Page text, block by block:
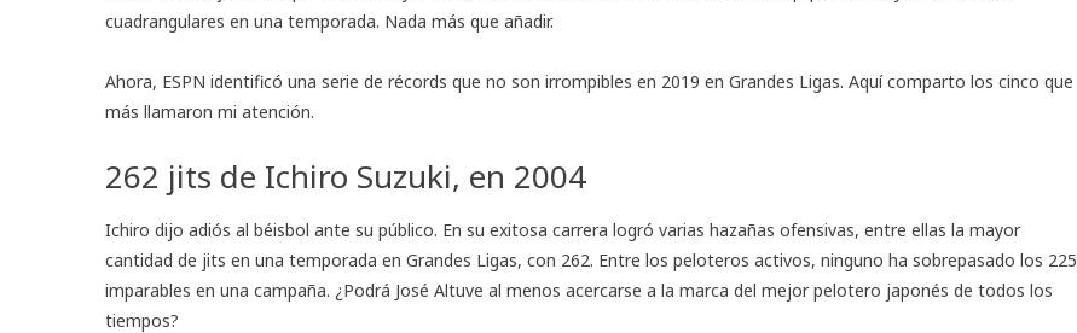
cuadrangulares en una temporada. Nada más que añadir.
Ahora, ESPN identificó una serie de récords que no son irrompibles en 2019 en Grandes Ligas. Aquí comparto los cinco que
más llamaron mi atención.
262 jits de Ichiro Suzuki, en 2004
Ichiro dijo adiós al béisbol ante su público. En su exitosa carrera logró varias hazañas ofensivas, entre ellas la mayor
cantidad de jits en una temporada en Grandes Ligas, con 262. Entre los peloteros activos, ninguno ha sobrepasado los 225
imparables en una campaña. ¿Podrá José Altuve al menos acercarse a la marca del mejor pelotero japonés de todos los
tiempos?